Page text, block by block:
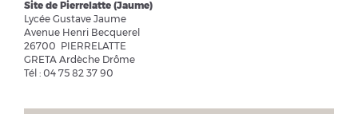
Site de Pierrelatte (Jaume)
Lycée Gustave Jaume
Avenue Henri Becquerel
26700 PIERRELATTE
GRETA Ardèche Drôme
Tél : 04 75 82 37 90